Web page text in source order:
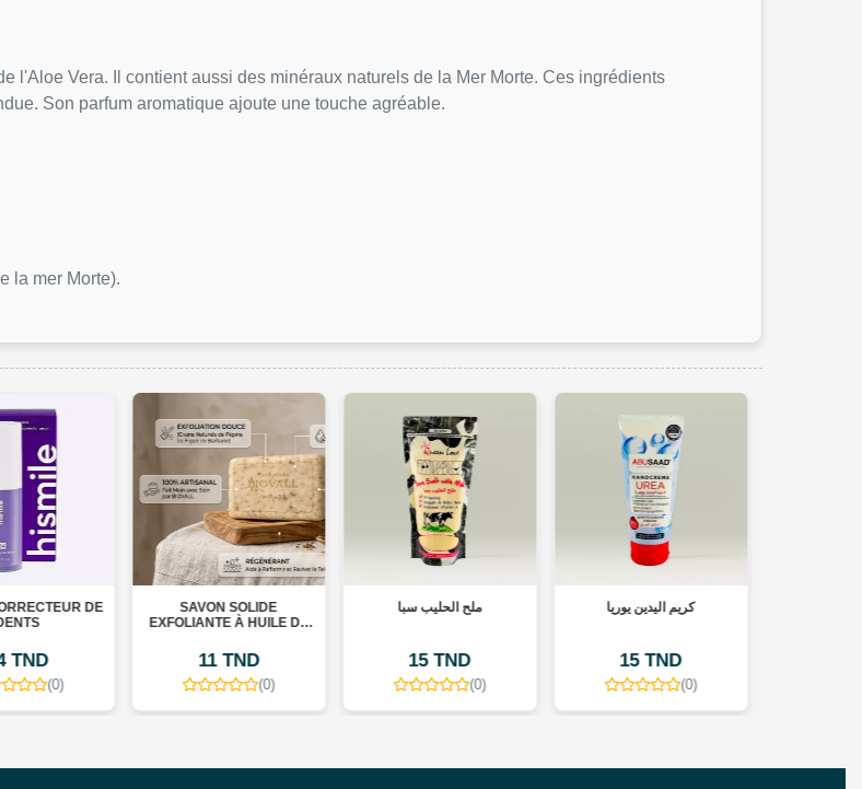
l'Aloe Vera. Il contient aussi des minéraux naturels de la Mer Morte. Ces ingrédients
Son parfum aromatique ajoute une touche agréable.
la mer Morte).
SAVON SOLIDE
À HUILE DE
11 TND
ملح الحليب سبا
15 TND
كريم اليدين يوريا
15 TND
كرام باللبن والليمون لجفاف
15 TND